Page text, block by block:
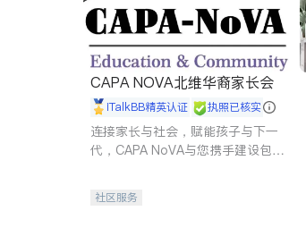
CAPA NOVA北维华裔家长会
iTalkBB精英认证 执照已核实
连接家长与社会，赋能孩子与下一
代，CAPA NoVA与您携手建设包
社区服务